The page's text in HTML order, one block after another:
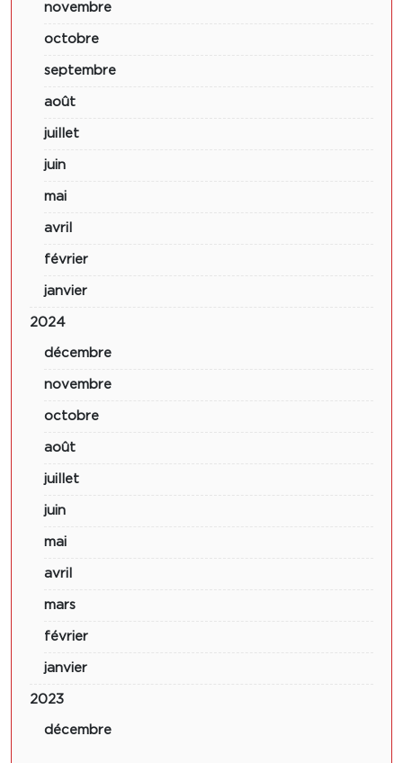
novembre
octobre
septembre
août
juillet
juin
mai
avril
février
janvier
2024
décembre
novembre
octobre
août
juillet
juin
mai
avril
mars
février
janvier
2023
décembre